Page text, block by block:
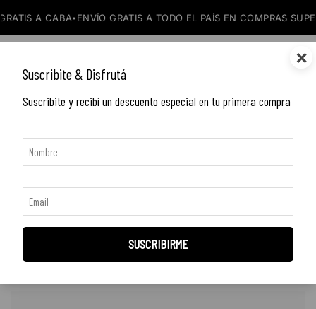
×
Suscribite & Disfrutá
Suscribite y recibí un descuento especial en tu primera compra
SUSCRIBIRME
CABA•ENVÍO GRATIS A TODO EL PAÍS EN COMPRAS
0
46
Orden por defecto